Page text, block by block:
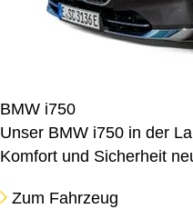
BMW i750
Unser BMW i750 in der
Komfort und Sicherheit
Zum Fahrzeug